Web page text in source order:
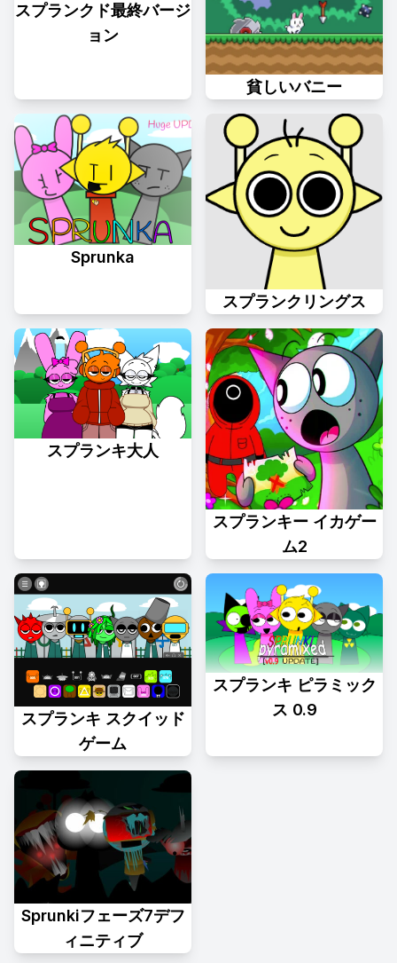
スプランクド最終バージ
ョン
貧しいバニー
Sprunka
スプランクリングス
スプランキ大人
スプランキー イカゲー
ム2
スプランキ スクイッド
ゲーム
スプランキ ピラミック
ス 0.9
Sprunkiフェーズ7デフ
ィニティブ